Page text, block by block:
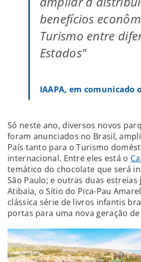
benefícios
Turismo entre
Estados"
IAAPA, em comunicado
Só neste ano, diversos novos
foram anunciados no Brasil,
País tanto para o Turismo
internacional. Entre eles está o
temático do chocolate que será
São Paulo; e outras duas
Atibaia, o Sítio do Pica-Pau
clássica série de livros infantis
portas para uma nova geração